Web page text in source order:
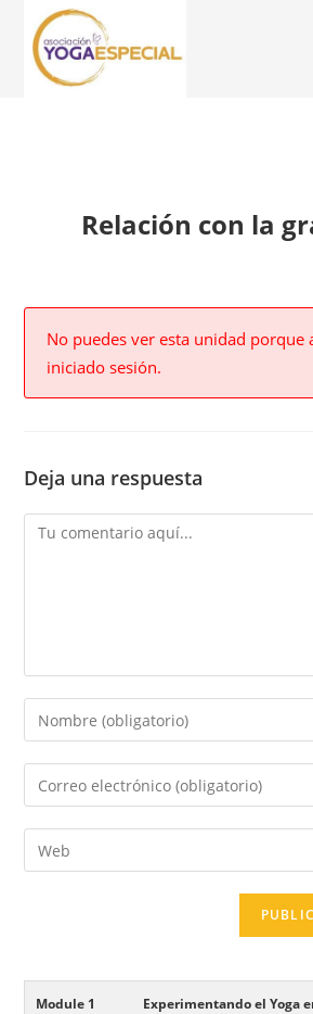
Relación con la
No puedes ver esta unidad porque
iniciado sesión.
Deja una respuesta
Module 1 Experimentando el Yoga